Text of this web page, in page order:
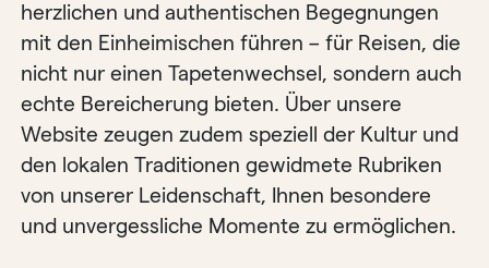
herzlichen und authentischen Begegnungen
mit den Einheimischen führen – für Reisen, die
nicht nur einen Tapetenwechsel, sondern auch
echte Bereicherung bieten. Über unsere
Website zeugen zudem speziell der Kultur und
den lokalen Traditionen gewidmete Rubriken
von unserer Leidenschaft, Ihnen besondere
und unvergessliche Momente zu ermöglichen.